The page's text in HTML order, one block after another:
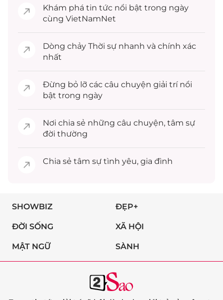
Khám phá tin tức nổi bật trong ngày
cùng VietNamNet
Dòng chảy Thời sự nhanh và chính xác
nhất
Đừng bỏ lỡ các câu chuyện giải trínổi
bật trong ngày
Nơi chia sẻ những câu chuyện, tâm sự
đời thường
Chia sẻ tâm sự tình yêu, gia đình
SHOWBIZ ĐẸP+
ĐỜI SỐNG XÃ HỘI
MẬT NGỮ SÀNH